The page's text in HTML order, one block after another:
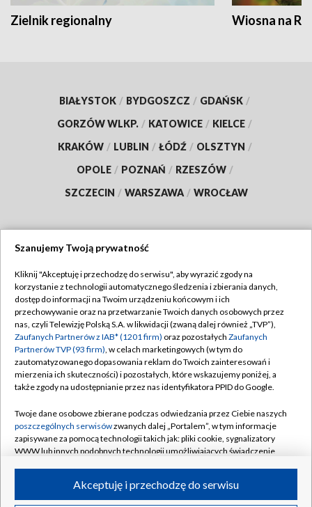
Zielnik regionalny Wiosna na
BIAŁYSTOK / BYDGOSZCZ / GDAŃSK /
GORZÓW WLKP. / KATOWICE / KIELCE /
KRAKÓW / LUBLIN / ŁÓDŹ / OLSZTYN /
OPOLE / POZNAŃ / RZESZÓW /
SZCZECIN / WARSZAWA / WROCŁAW
TVP
Abonament TVP
Emisja w TVP
Centrum informacji TVP
Naziemna Telewizja Cyfrowa
Rada Programowa
System NOS
Informacje o nadawcy
Program dla prasy
Regulamin TVP
Polityka prywatności
Moje zgody
Pomoc
Kontakt
Kanały
Szanujemy Twoją prywatność
Kliknij "Akceptuję i przechodzę do serwisu", aby wyrazić zgody na
korzystanie z technologii automatycznego śledzenia i zbierania danych,
dostęp do informacji na Twoim urządzeniu końcowym i ich
przechowywanie oraz na przetwarzanie Twoich danych osobowych przez
nas, czyli Telewizję Polską S.A. w likwidacji (zwaną dalej również „TVP”),
Zaufanych Partnerów z IAB* (1201 firm) oraz pozostałych Zaufanych
Partnerów TVP (93 firm), w celach marketingowych (w tym do
zautomatyzowanego dopasowania reklam do Twoich zainteresowań i
mierzenia ich skuteczności) i pozostałych, które wskazujemy poniżej, a
także zgody na udostępnianie przez nas identyfikatora PPID do Google.
Twoje dane osobowe zbierane podczas odwiedzania przez Ciebie naszych
poszczególnych serwisówzwanych dalej „Portalem”, w tym informacje
zapisywane za pomocą technologii takich jak: pliki cookie, sygnalizatory
WWW lub innych podobnych technologii umożliwiających świadczenie
ruchu w Internecie.Akceptuję i przechodzę do serwisu